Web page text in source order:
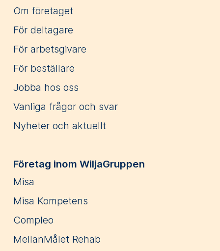
Om företaget
För deltagare
För arbetsgivare
För beställare
Jobba hos oss
Vanliga frågor och svar
Nyheter och aktuellt
Företag inom WiljaGruppen
Misa
Misa Kompetens
Compleo
MellanMålet Rehab